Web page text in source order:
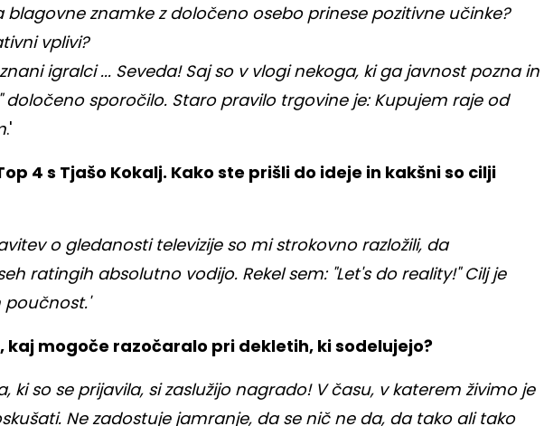
blagovne znamke z določeno osebo prinese pozitivne učinke?
vplivi?
igralci ... Seveda! Saj so v vlogi nekoga, ki ga javnost pozna in
določeno sporočilo. Staro pravilo trgovine je: Kupujem raje od
.'
4 s Tjašo Kokalj. Kako ste prišli do ideje in kakšni so cilji
o gledanosti televizije so mi strokovno razložili, da
ratingih absolutno vodijo. Rekel sem: "Let's do reality!" Cilj je
kaj mogoče razočaralo pri dekletih, ki sodelujejo?
ki so se prijavila, si zaslužijo nagrado! V času, v katerem živimo je
Ne zadostuje jamranje, da se nič ne da, da tako ali tako